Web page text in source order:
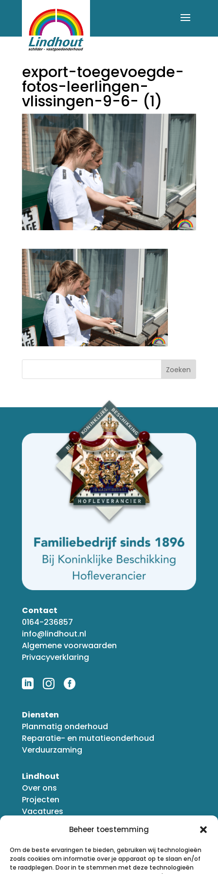
Beheer toestemming
Om de beste ervaringen te bieden, gebruiken wij technologieën
zoals cookies om informatie over je apparaat op te slaan en/of
te raadplegen. Door in te stemmen met deze technologieën
export-toegevoegde-
fotos-leerlingen-
vlissingen-9-6- (1)
Zoeken
Lindhout
Over ons
Projecten
Vacatures
Diensten
Planmatig onderhoud
Reparatie- en mutatieonderhoud
Verduurzaming
Contact
0164-236857
info@lindhout.nl
Algemene voorwaarden
Privacyverklaring
  